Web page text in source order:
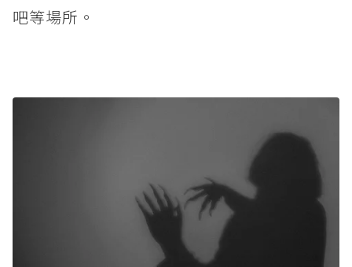
吧等場所。